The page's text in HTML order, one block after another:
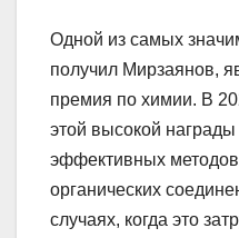
Одной из самых
получил Мирзаянов,
премия по химии. В
этой высокой награды
эффективных
органических
случаях, когда это